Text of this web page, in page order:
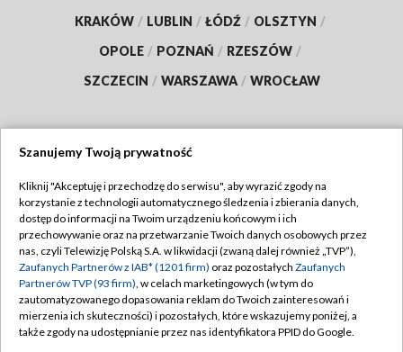
KRAKÓW / LUBLIN / ŁÓDŹ / OLSZTYN /
OPOLE / POZNAŃ / RZESZÓW /
SZCZECIN / WARSZAWA / WROCŁAW
TVP
Abonament TVP
Emisja w TVP
Centrum informacji TVP
Naziemna Telewizja Cyfrowa
Regulamin TVP
Polityka prywatności
Moje zgody
Pomoc
Szanujemy Twoją prywatność
Kliknij "Akceptuję i przechodzę do serwisu", aby wyrazić zgody na
korzystanie z technologii automatycznego śledzenia i zbierania danych,
dostęp do informacji na Twoim urządzeniu końcowym i ich
przechowywanie oraz na przetwarzanie Twoich danych osobowych przez
nas, czyli Telewizję Polską S.A. w likwidacji (zwaną dalej również „TVP”),
Zaufanych Partnerów z IAB* (1201 firm) oraz pozostałych Zaufanych
Partnerów TVP (93 firm), w celach marketingowych (w tym do
zautomatyzowanego dopasowania reklam do Twoich zainteresowań i
mierzenia ich skuteczności) i pozostałych, które wskazujemy poniżej, a
także zgody na udostępnianie przez nas identyfikatora PPID do Google.